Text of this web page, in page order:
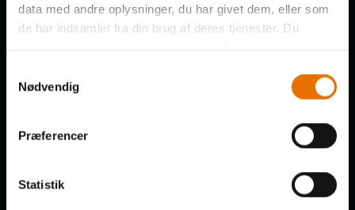
data med andre oplysninger, du har givet dem, eller som
de har indsamlet fra din brug af deres tjenester. Du
Nødvendig
Præferencer
Statistik
EFTERNAVN